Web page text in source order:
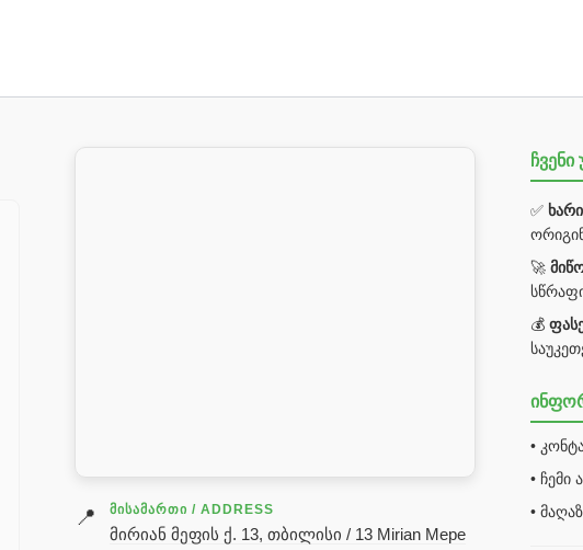
📍 ᲛᲘᲡᲐᲛᲐᲠᲗᲘ / ADDRESS
მირიან მეფის ქ. 13, თბილისი / 13 Mirian Mepe
✅
🚀
💰
•
• ჩემი
•